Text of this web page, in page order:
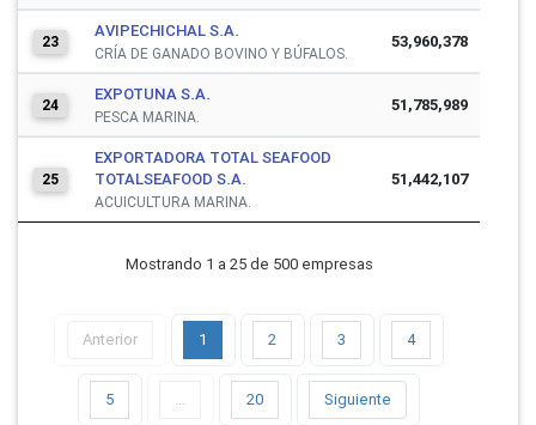
23
AVIPECHICHAL S.A.
CRÍA DE GANADO BOVINO Y BÚFALOS.
53,960,378
24
EXPOTUNA S.A.
PESCA MARINA.
51,785,989
25
EXPORTADORA TOTAL SEAFOOD
TOTALSEAFOOD S.A.
ACUICULTURA MARINA.
51,442,107
Mostrando 1 a 25 de 500 empresas
Anterior 1 2 3 4
5 … 20 Siguiente